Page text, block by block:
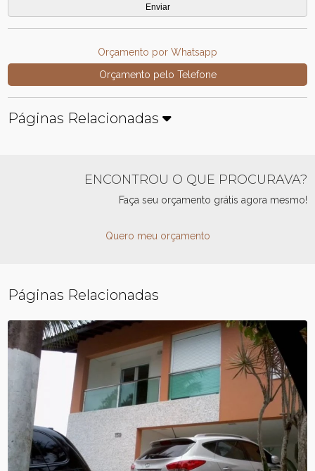
Orçamento por Whatsapp
Orçamento pelo Telefone
Páginas Relacionadas
ENCONTROU O QUE PROCURAVA?
Faça seu orçamento grátis agora mesmo!
Quero meu orçamento
Páginas Relacionadas